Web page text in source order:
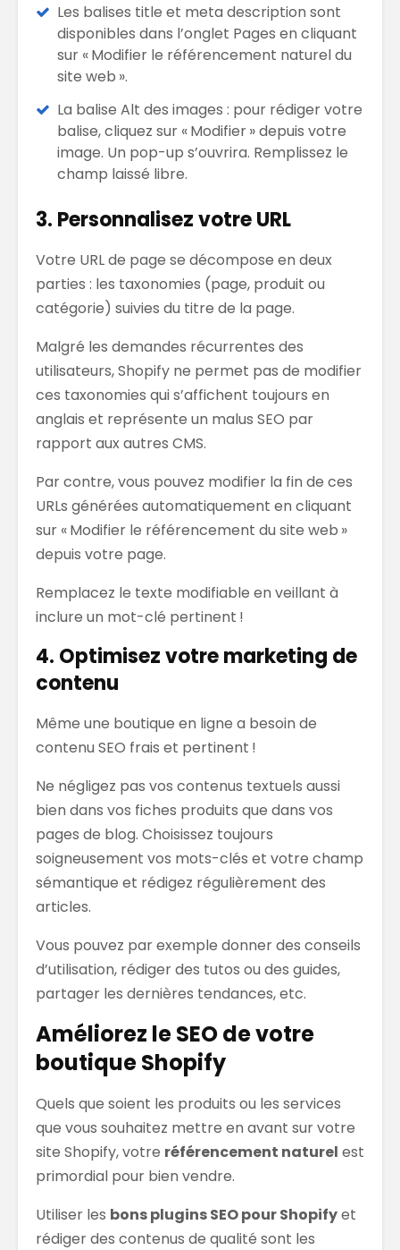
Les balises title et meta description sont
disponibles dans l’onglet Pages en cliquant
sur « Modifier le référencement naturel du
site web ».
La balise Alt des images : pour rédiger votre
balise, cliquez sur « Modifier » depuis votre
image. Un pop-up s’ouvrira. Remplissez le
champ laissé libre.
3. Personnalisez votre URL
Votre URL de page se décompose en deux
parties : les taxonomies (page, produit ou
catégorie) suivies du titre de la page.
Malgré les demandes récurrentes des
utilisateurs, Shopify ne permet pas de modifier
ces taxonomies qui s’affichent toujours en
anglais et représente un malus SEO par
rapport aux autres CMS.
Par contre, vous pouvez modifier la fin de ces
URLs générées automatiquement en cliquant
sur « Modifier le référencement du site web »
depuis votre page.
Remplacez le texte modifiable en veillant à
inclure un mot-clé pertinent !
4. Optimisez votre marketing de
contenu
Même une boutique en ligne a besoin de
contenu SEO frais et pertinent !
Ne négligez pas vos contenus textuels aussi
bien dans vos fiches produits que dans vos
pages de blog. Choisissez toujours
soigneusement vos mots-clés et votre champ
sémantique et rédigez régulièrement des
articles.
Vous pouvez par exemple donner des conseils
d’utilisation, rédiger des tutos ou des guides,
partager les dernières tendances, etc.
Améliorez le SEO de votre
boutique Shopify
Quels que soient les produits ou les services
que vous souhaitez mettre en avant sur votre
site Shopify, votre référencement naturel est
primordial pour bien vendre.
Utiliser les bons plugins SEO pour Shopifyet
rédiger des contenus de qualité sont les